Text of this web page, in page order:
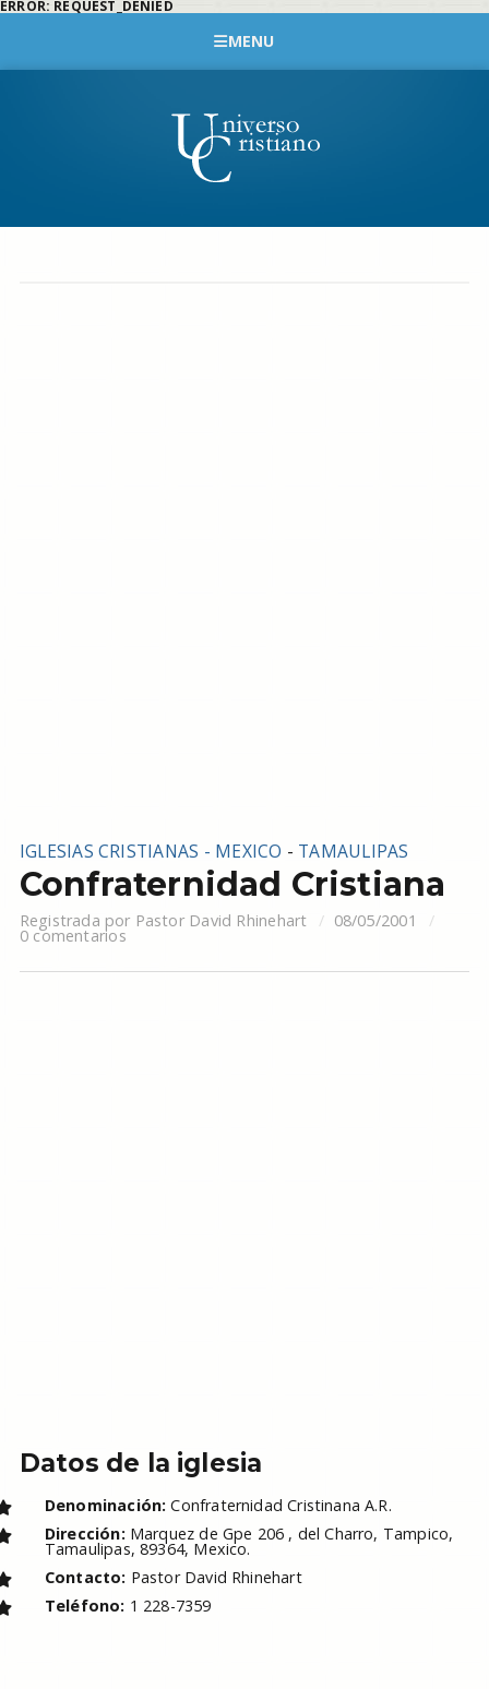
ERROR: REQUEST_DENIED
MENU
IGLESIAS CRISTIANAS - MEXICO - TAMAULIPAS
Confraternidad Cristiana
Registrada por Pastor David Rhinehart 08/05/2001
0 comentarios
Datos de la iglesia
Denominación: Confraternidad Cristinana A.R.
Dirección: Marquez de Gpe 206 , del Charro, Tampico,
Tamaulipas, 89364, Mexico.
Contacto: Pastor David Rhinehart
Teléfono: 1 228-7359